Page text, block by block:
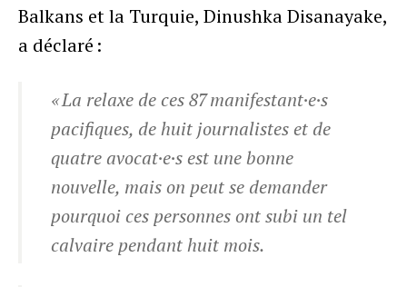
Balkans et la Turquie, Dinushka Disanayake,
a déclaré :
« La relaxe de ces 87 manifestant·e·s
pacifiques, de huit journalistes et de
quatre avocat·e·s est une bonne
nouvelle, mais on peut se demander
pourquoi ces personnes ont subi un tel
calvaire pendant huit mois.